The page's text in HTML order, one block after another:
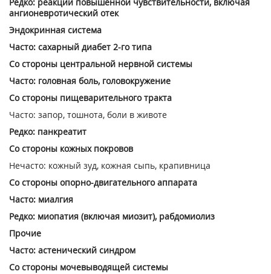
ангионевротический отек
Эндокринная система
Часто: сахарный диабет 2-го типа
Со стороны центральной нервной системы
Часто: головная боль, головокружение
Со стороны пищеварительного тракта
Часто: запор, тошнота, боли в животе
Редко: панкреатит
Со стороны кожных покровов
Нечасто: кожный зуд, кожная сыпь, крапивница
Со стороны опорно-двигательного аппарата
Часто: миалгия
Редко: миопатия (включая миозит), рабдомиолиз
Прочие
Часто: астенический синдром
Со стороны мочевыводящей системы